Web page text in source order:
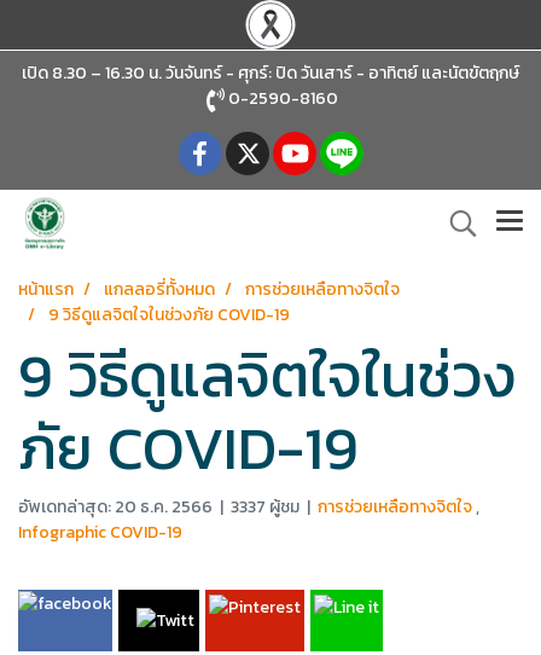
เปิด 8.30 – 16.30 น. วันจันทร์ - ศุกร์: ปิด วันเสาร์ - อาทิตย์และนัตขัตฤกษ์
0-2590-8160
หน้าแรก แกลลอรี่ทั้งหมด
การช่วยเหลือทางจิตใจ
9 วิธีดูแลจิตใจในช่วงภัย COVID-19
9 วิธีดูแลจิตใจในช่วง
ภัย COVID-19
อัพเดทล่าสุด: 20 ธ.ค. 2566 | 3337 ผู้ชม | การช่วยเหลือทางจิตใจ,
Infographic COVID-19